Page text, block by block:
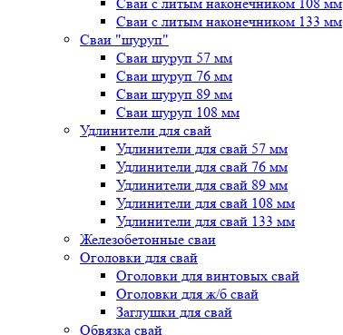
Сваи с литым наконечником 133 мм
Сваи "шуруп"
Сваи шуруп 57 мм
Сваи шуруп 76 мм
Сваи шуруп 89 мм
Сваи шуруп 108 мм
Удлинители для свай
Удлинители для свай 57 мм
Удлинители для свай 76 мм
Удлинители для свай 89 мм
Удлинители для свай 108 мм
Удлинители для свай 133 мм
Железобетонные сваи
Оголовки для свай
Оголовки для винтовых свай
Оголовки для ж/б свай
Заглушки для свай
Обвязка свай